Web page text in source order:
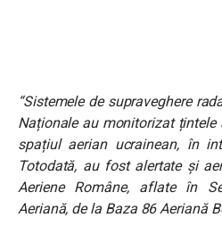
“Sistemele de supraveghere
Naționale au monitorizat țintele
spațiul aerian ucrainean, în
Totodată, au fost alertate și
Aeriene Române, aflate în
Aeriană, de la Baza 86 Aeriană